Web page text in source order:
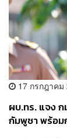
17 กรกฎาคม
ผบ.ทร. แจง ก
กัมพูชา พร้อม